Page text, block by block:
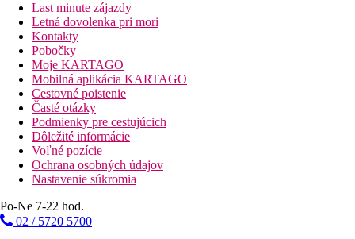
Last minute zájazdy
Letná dovolenka pri mori
Kontakty
Pobočky
Moje KARTAGO
Mobilná aplikácia KARTAGO
Cestovné poistenie
Časté otázky
Podmienky pre cestujúcich
Dôležité informácie
Voľné pozície
Ochrana osobných údajov
Nastavenie súkromia
Po-Ne 7-22 hod.
02 / 5720 5700